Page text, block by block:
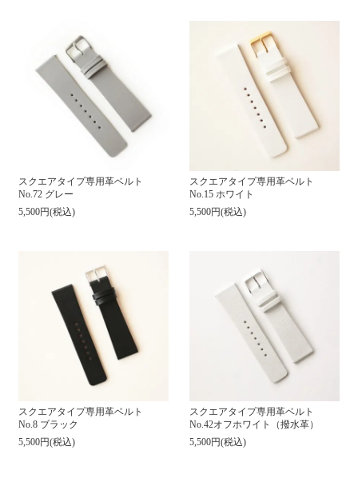
スクエアタイプ専用革ベルト
No.72 グレー
5,500円(税込)
スクエアタイプ専用革ベルト
No.15 ホワイト
5,500円(税込)
スクエアタイプ専用革ベルト
No.8 ブラック
5,500円(税込)
スクエアタイプ専用革ベルト
No.42オフホワイト（撥水革）
5,500円(税込)